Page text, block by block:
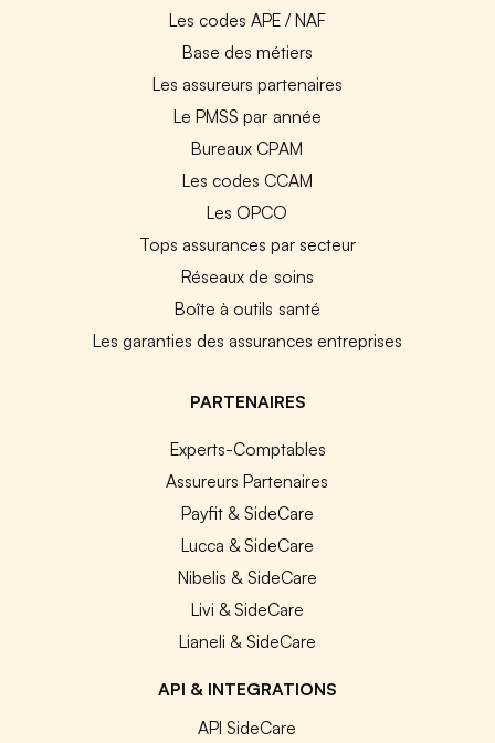
Les codes APE / NAF
Base des métiers
Les assureurs partenaires
Le PMSS par année
Bureaux CPAM
Les codes CCAM
Les OPCO
Tops assurances par secteur
Réseaux de soins
Boîte à outils santé
Les garanties des assurances entreprises
PARTENAIRES
Experts-Comptables
Assureurs Partenaires
Payfit & SideCare
Lucca & SideCare
Nibelis & SideCare
Livi & SideCare
Lianeli & SideCare
API & INTEGRATIONS
API SideCare